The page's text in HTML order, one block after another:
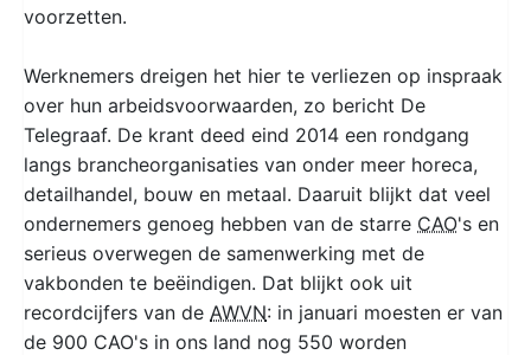
voorzetten.
Werknemers dreigen het hier te verliezen op inspraak
over hun arbeidsvoorwaarden, zo bericht De
Telegraaf. De krant deed eind 2014 een rondgang
langs brancheorganisaties van onder meer horeca,
detailhandel, bouw en metaal. Daaruit blijkt dat veel
ondernemers genoeg hebben van de starre CAO's en
serieus overwegen de samenwerking met de
vakbonden te beëindigen. Dat blijkt ook uit
recordcijfers van de AWVN: in januari moesten er van
de 900 CAO's in ons land nog 550 worden